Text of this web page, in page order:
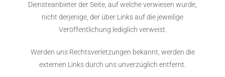
Diensteanbieter der Seite, auf welche verwiesen wurde,
nicht derjenige, der über Links auf die jeweilige
Veröffentlichung lediglich verweist.
Werden uns Rechtsverletzungen bekannt, werden die
externen Links durch uns unverzüglich entfernt.